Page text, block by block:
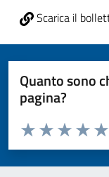
Scarica il
Quanto sono
pagina?
Valuta da 1 a 5 stelle
Valuta
Valuta 3
Valuta 2 stelle
Valuta 1 stelle su 5